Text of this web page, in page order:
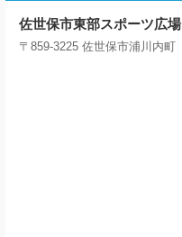
佐世保市東部スポーツ広場
〒859-3225 佐世保市浦川内町